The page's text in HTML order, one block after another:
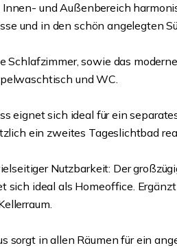
und Außenbereich
und in den schön angelegten
Schlafzimmer, sowie das
und WC.
eignet sich ideal für ein
ein zweites Tageslichtbad
Nutzbarkeit: Der
sich ideal als Homeoffice.
sorgt in allen Räumen für ein